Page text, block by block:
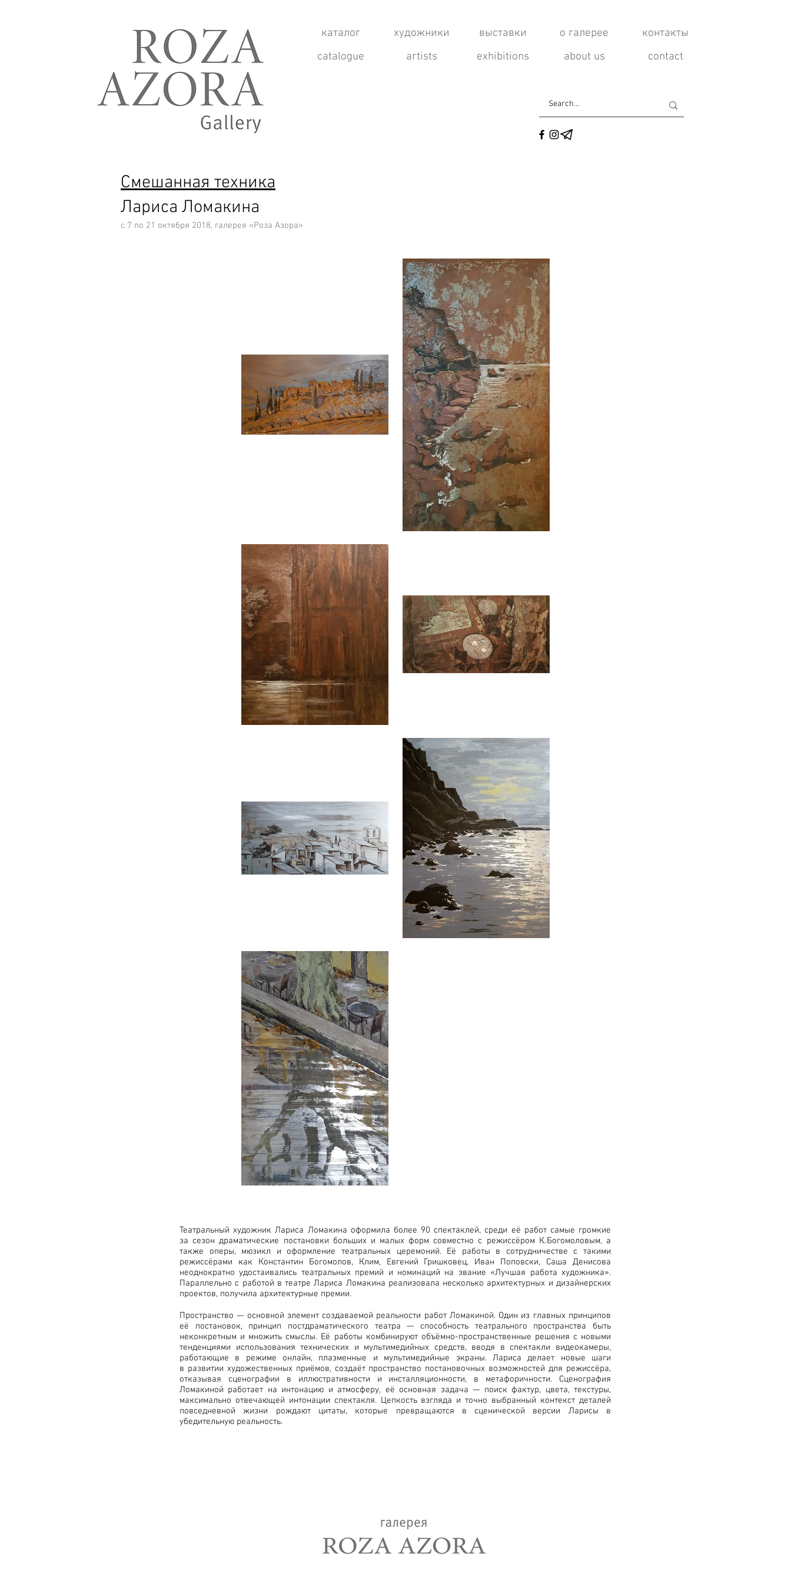
каталог
catalogue
художники
artists
выставки
exhibitions
о галерее
about us
контакты
contact
Смешанная техника
Лариса Ломакина
с 7 по 21 октября 2018, галерея «Роза Азора»
Театральный художник Лариса Ломакина оформила более 90 спектаклей, среди её работ самые громкие
за сезон драматические постановки больших и малых форм совместно с режиссёром К. Богомоловым, а
также оперы, мюзикл и оформление театральных церемоний. Её работы в сотрудничестве с такими
режиссёрами как Константин Богомолов, Клим, Евгений Гришковец, Иван Поповски, Саша Денисова
неоднократно удостаивались театральных премий и номинаций на звание «Лучшая работа художника».
Параллельно с работой в театре Лариса Ломакина реализовала несколько архитектурных и дизайнерских
проектов, получила архитектурные премии.
Пространство — основной элемент создаваемой реальности работ Ломакиной. Один из главных принципов
её постановок, принцип постдраматического театра — способность театрального пространства быть
неконкретным и множить смыслы. Её работы комбинируют объёмно-пространственные решения с новыми
тенденциями использования технических и мультимедийных средств, вводя в спектакли видеокамеры,
работающие в режиме онлайн, плазменные и мультимедийные экраны. Лариса делает новые шаги
в развитии художественных приёмов, создаёт пространство постановочных возможностей для режиссёра,
отказывая сценографии в иллюстративности и инсталляционности, в метафоричности. Сценография
Ломакиной работает на интонацию и атмосферу, её основная задача — поиск фактур, цвета, текстуры,
максимально отвечающей интонации спектакля. Цепкость взгляда и точно выбранный контекст деталей
повседневной жизни рождают цитаты, которые превращаются в сценической версии Ларисы в
убедительную реальность.